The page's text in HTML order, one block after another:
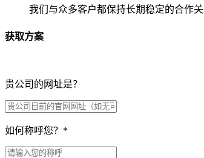
我们与众多客户都保持长期稳定的合作
获取方案
贵公司的网址是？
如何称呼您？ *